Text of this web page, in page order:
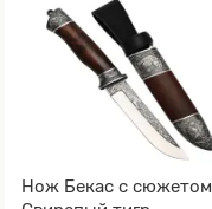
Нож Бекас с сюжетом